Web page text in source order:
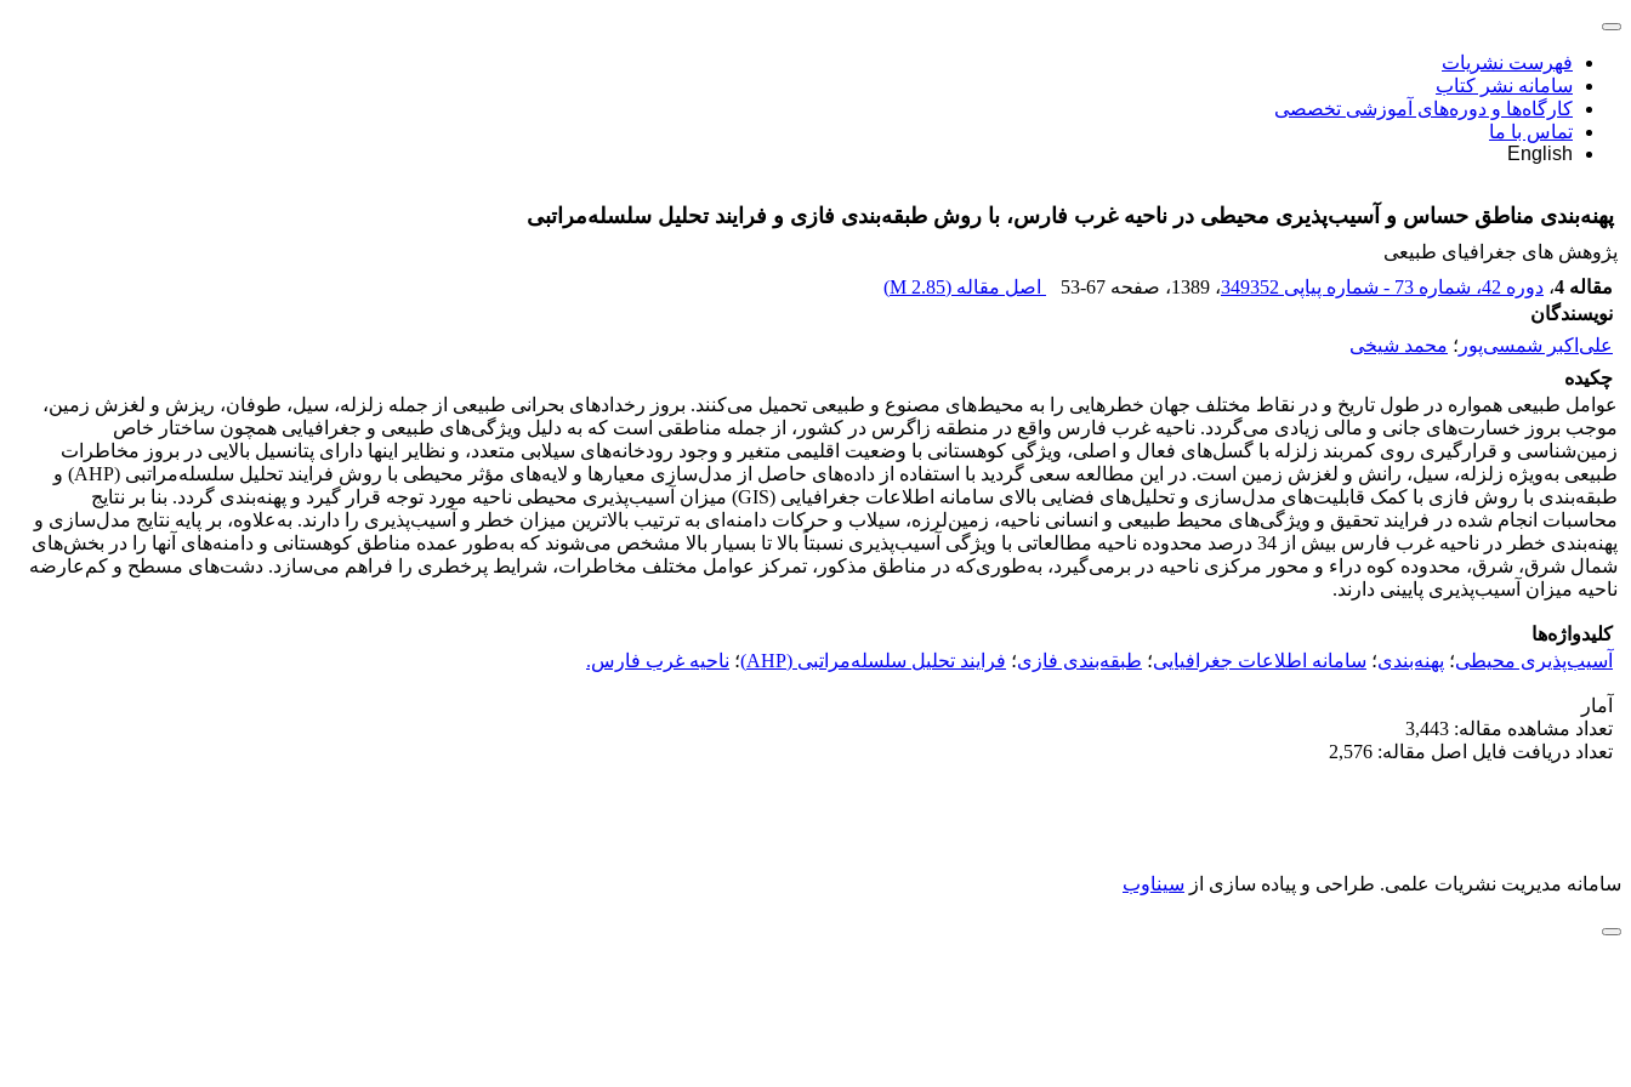
فهرست نشریات
سامانه نشر کتاب
کارگاه‌ها و دوره‌های آموزشی تخصصی
تماس با ما
English
پهنه‌بندی مناطق حساس و آسیب‌پذیری محیطی در ناحیه غرب فارس، با روش طبقه‌بندی فازی و فرایند تحلیل سلسله‌مراتبی
پژوهش های جغرافیای طبیعی
مقاله 4
، دوره 42، شماره 73 - شماره پیاپی 349352 ، 1389 ، صفحه 53-67 اصل مقاله (2.85 M
)
نویسندگان
علی‌اکبر شمسی‌پور ؛ محمد شیخی
چکیده
عوامل طبیعی همواره در طول تاریخ و در نقاط مختلف جهان خطرهایی را به محیط‌‌های مصنوع و طبیعی تحمیل می‌کنند. بروز رخدادهای بحرانی طبیعی از جمله زلزله، سیل، طوفان، ریزش و لغزش زمین،
موجب بروز خسارت‌های جانی و مالی زیادی می‌گردد. ناحیه غرب فارس واقع در منطقه زاگرس در کشور، از جمله مناطقی است که به دلیل ویژگی‌های طبیعی و جغرافیایی همچون ساختار خاص
زمین‌شناسی و قرارگیری روی کمربند زلزله با گسل‌های فعال و اصلی، ویژگی کوهستانی با وضعیت اقلیمی متغیر و وجود رودخانه‌های سیلابی متعدد، و نظایر اینها دارای پتانسیل بالایی در بروز مخاطرات
طبیعی به‌ویژه زلزله، سیل، رانش و لغزش زمین است. در این مطالعه سعی گردید با استفاده از داده‌های حاصل از مدل‌سازی معیارها و لایه‌های مؤثر محیطی با روش فرایند تحلیل سلسله‌مراتبی (AHP) و
طبقه‌بندی با روش فازی با کمک قابلیت‌های مدل‌سازی و تحلیل‌های فضایی بالای سامانه اطلاعات جغرافیایی (GIS) میزان آسیب‌پذیری محیطی ناحیه مورد توجه قرار گیرد و پهنه‌بندی گردد. بنا بر نتایج
محاسبات انجام شده در فرایند تحقیق و ویژگی‌های محیط طبیعی و انسانی ناحیه، زمین‌لرزه، سیلاب و حرکات دامنه‌ای به ترتیب بالاترین میزان خطر و آسیب‌پذیری را دارند. به‌علاوه، بر پایه نتایج مدل‌سازی و
پهنه‌بندی خطر در ناحیه غرب فارس بیش از 34 درصد محدوده ناحیه مطالعاتی با ویژگی آسیب‌پذیری نسبتاً بالا تا بسیار بالا مشخص می‌شوند که به‌طور عمده مناطق کوهستانی و دامنه‌های آنها را در بخش‌های
شمال شرق، شرق، محدوده کوه دراء و محور مرکزی ناحیه در برمی‌گیرد، به‌طوری‌که در مناطق مذکور، تمرکز عوامل مختلف مخاطرات، شرایط پرخطری را فراهم می‌سازد. دشت‌های مسطح و کم‌عارضه
ناحیه میزان آسیب‌پذیری پایینی دارند.
کلیدواژه‌ها
آسیب‌پذیری محیطی؛ پهنه‌بندی؛ سامانه اطلاعات جغرافیایی؛ طبقه‌بندی فازی؛ فرایند تحلیل سلسله‌مراتبی (AHP) ؛ ناحیه غرب فارس.
آمار
تعداد مشاهده مقاله: 3,443
تعداد دریافت فایل اصل مقاله: 2,576
سامانه مدیریت نشریات علمی. طراحی و پیاده سازی از سیناوب